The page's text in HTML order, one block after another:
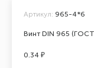
Винт DIN 965
Артикул: 965-4*6
0.34 ₽